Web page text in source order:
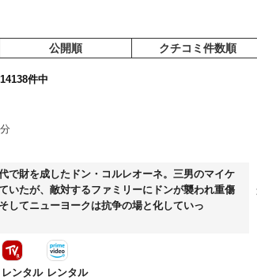
公開順 クチコミ件数順
件中
で財を成したドン・コルレオーネ。三男のマイケ
いたが、敵対するファミリーにドンが襲われ重傷
してニューヨークは抗争の場と化していっ
レンタル レンタル